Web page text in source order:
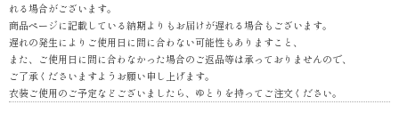
れる場合がございます。
商品ページに記載している納期よりもお届けが遅れる場合もございます。
遅れの発生によりご使用日に間に合わない可能性もありますこと、
また、ご使用日に間に合わなかった場合のご返品等は承っておりませんので、
ご了承くださいますようお願い申し上げます。
衣装ご使用のご予定などございましたら、ゆとりを持ってご注文ください。